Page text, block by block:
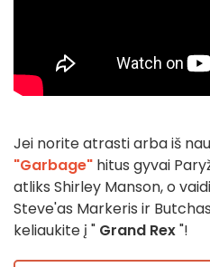
Jei norite atrasti arba iš
"Garbage" hitus gyvai
atliks Shirley Manson, o
Steve'as Markeris ir
keliaukite į " Grand Rex"!